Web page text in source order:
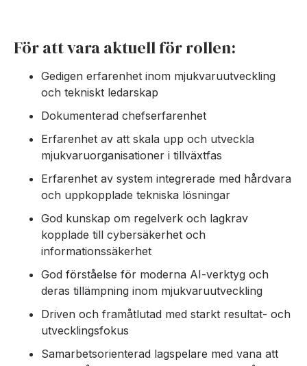
För att vara aktuell för rollen:
Gedigen erfarenhet inom mjukvaruutveckling
och tekniskt ledarskap
Dokumenterad chefserfarenhet
Erfarenhet av att skala upp och utveckla
mjukvaruorganisationer i tillväxtfas
Erfarenhet av system integrerade med hårdvara
och uppkopplade tekniska lösningar
God kunskap om regelverk och lagkrav
kopplade till cybersäkerhet och
informationssäkerhet
God förståelse för moderna AI-verktyg och
deras tillämpning inom mjukvaruutveckling
Driven och framåtlutad med starkt resultat- och
utvecklingsfokus
Samarbetsorienterad lagspelare med vana att